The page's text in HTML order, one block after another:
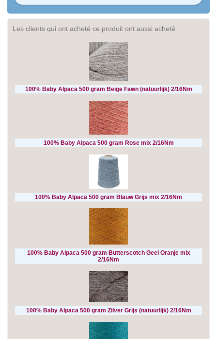
Les clients qui ont acheté ce produit ont aussi acheté
100% Baby Alpaca 500 gram Beige Fawn (natuurlijk) 2/16Nm
100% Baby Alpaca 500 gram Rose mix 2/16Nm
100% Baby Alpaca 500 gram Blauw Grijs mix 2/16Nm
100% Baby Alpaca 500 gram Butterscotch Geel Oranje mix
2/16Nm
100% Baby Alpaca 500 gram Zilver Grijs (natuurlijk) 2/16Nm